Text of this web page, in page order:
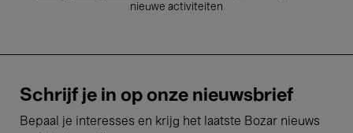
nieuwe activiteiten
Schrijf je in op onze nieuwsbrief
Bepaal je interesses en krijg het laatste Bozar nieuws